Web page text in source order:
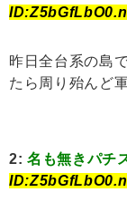
昨日全台系の島
たら周り殆んど
2: 名も無きパチ